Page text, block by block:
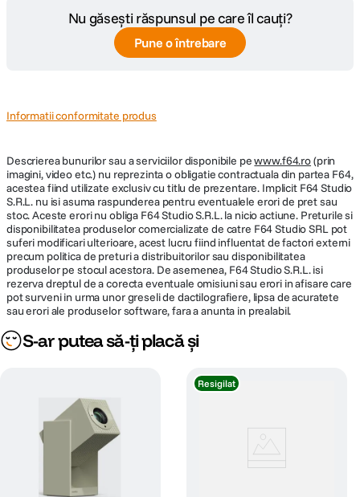
proiecta cu usurinta o imagine dreptunghiulara, indiferent de
pozitionarea proiectorului.
Cu un cip MT9630 de inalta performanta si spatiu generos de
stocare 2 GB + 16 GB, proiectorul asigura performanta
puternica pentru cerintele de utilizare zilnica si ofera
divertisment continuu.
Divertisment preferat intr-un singur loc cu Google TV
Nu găsești răspunsul pe care îl cauți?
Pune o întrebare
Informatii conformitate produs
Descrierea bunurilor sau a serviciilor disponibile pewww.f64.ro(prin
imagini, video etc.) nu reprezinta o obligatie contractuala din partea F64,
acestea fiind utilizate exclusiv cu titlu de prezentare. Implicit F64 Studio
S.R.L. nu isi asuma raspunderea pentru eventualele erori de pret sau
stoc. Aceste erori nu obliga F64 Studio S.R.L. la nicio actiune. Preturile si
disponibilitatea produselor comercializate de catre F64 Studio SRL pot
suferi modificari ulterioare, acest lucru fiind influentat de factori externi
precum politica de preturi a distribuitorilor sau disponibilitatea
produselor pe stocul acestora. De asemenea, F64 Studio S.R.L. isi
rezerva dreptul de a corecta eventuale omisiuni sau erori in afisare care
pot surveni in urma unor greseli de dactilografiere, lipsa de acuratete
sau erori ale produselor software, fara a anunta in prealabil.
S-ar putea să-ți placă și
Resigilat